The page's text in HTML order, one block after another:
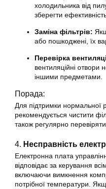
холодильника від
зберегти
Заміна фільтрів:
або пошкоджені, їх
Перевірка
вентиляційні отвори
іншими предметами.
Порада:
Для підтримки нормальної
рекомендується чистити
також регулярно
4. Несправність
Електронна плата
відповідає за керування
включаючи вимкнення
потрібної температури.